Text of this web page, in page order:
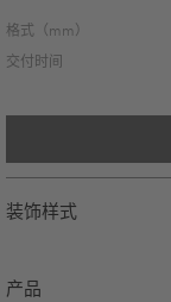
格式（mm）
交付时间
装饰样式
产品